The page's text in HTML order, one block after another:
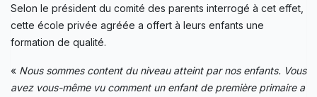
Selon le président du comité des parents interrogé à cet effet,
cette école privée agréée a offert à leurs enfants une
formation de qualité.
« Nous sommes content du niveau atteint par nos enfants. Vous
avez vous-même vu comment un enfant de première primaire a